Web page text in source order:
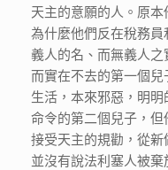
天主的意願的人。原
為什麼他們反在稅務
義人的名、而無義人之
而實在不去的第一個
生活，本來邪惡，明
命令的第二個兒子，但
接受天主的規勸，從
並沒有說法利塞人被